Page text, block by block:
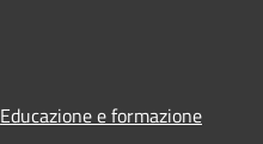
Educazione e formazione